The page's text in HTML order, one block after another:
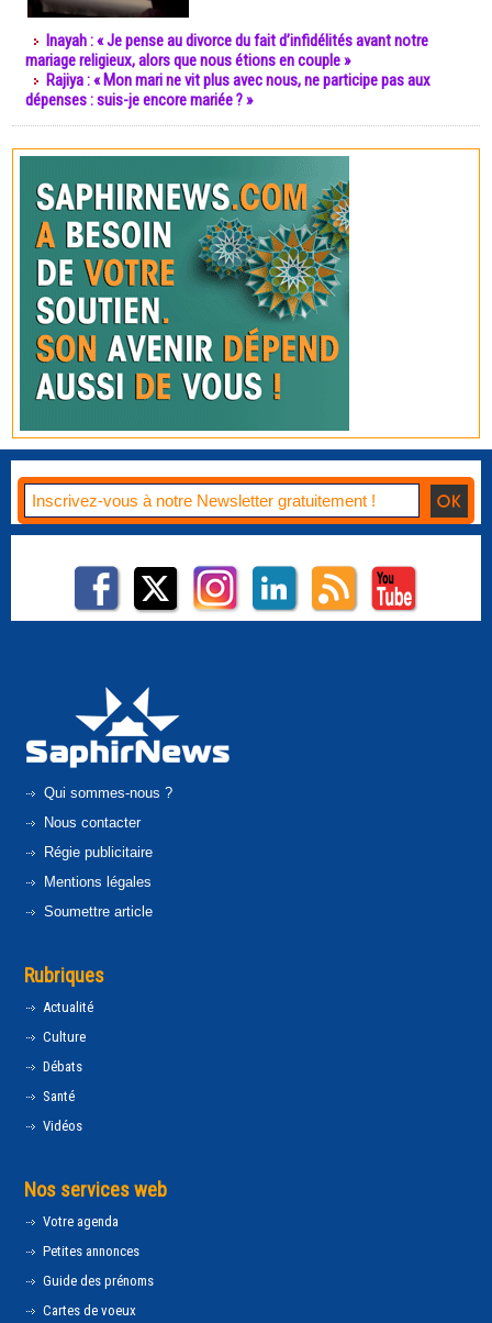
Inayah : « Je pense au divorce du fait d’infidélités avant notre
mariage religieux, alors que nous étions en couple »
Rajiya : « Mon mari ne vit plus avec nous, ne participe pas aux
dépenses : suis-je encore mariée ? »
Qui sommes-nous ?
Nous contacter
Régie publicitaire
Mentions légales
Soumettre article
Rubriques
Actualité
Culture
Débats
Santé
Vidéos
Nos services web
Votre agenda
Petites annonces
Guide des prénoms
Cartes de voeux